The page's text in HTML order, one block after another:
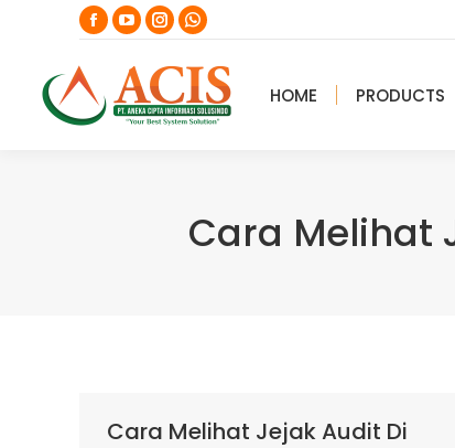
Facebook
page
opens
in
YouTube
page
opens
in
Instagram
page
opens
in
Whatsapp
page
opens
in
HOME PRODUCTS
Cara Melihat
Cara Melihat Jejak Audit Di